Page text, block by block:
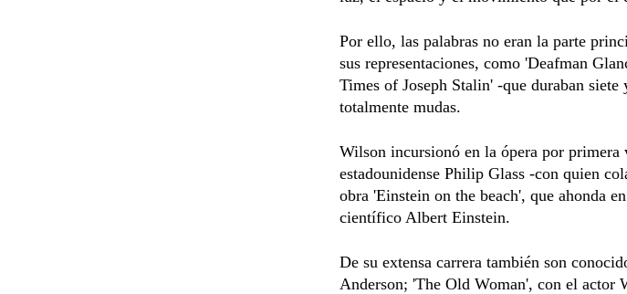
Por ello, las palabras no eran la parte
sus representaciones, como 'Deafman
Times of Joseph Stalin' -que duraban siete
totalmente mudas.
Wilson incursionó en la ópera por
estadounidense Philip Glass -con quien
obra 'Einstein on the beach', que ahonda
científico Albert Einstein.
De su extensa carrera también son
Anderson; 'The Old Woman', con el